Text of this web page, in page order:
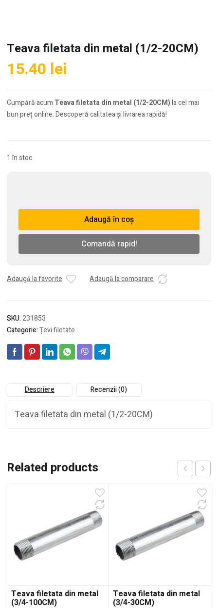
Teava filetata din metal (1/2-20CM)
15.40 lei
Cumpără acum Teava filetata din metal (1/2-20CM)la cel mai
bun preț online. Descoperă calitatea și livrarea rapidă!
1 în stoc
filetata
metal
20CM)
Adaugă în coș
Comandă rapid!
Adaugă la favorite Adaugă la comparare
SKU:231853
Categorie:Țevi filetate
Descriere Recenzii (0)
Teava filetata din metal (1/2-20CM)
Related products
Teava filetata din metal
(3/4-100CM)
Teava filetata din metal
(3/4-30CM)